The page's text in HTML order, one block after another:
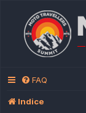
FAQ
Indice